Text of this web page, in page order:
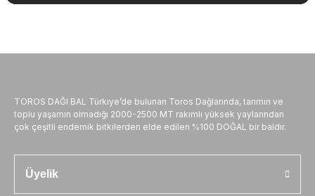
TOROS DAĞI BAL Türkiye’de bulunan Toros Dağlarında, tarımın ve
toplu yaşamın olmadığı 2000-2500 MT rakımlı yüksek yaylarından
çok çeşitli endemik bitkilerden elde edilen %100 DOĞAL bir baldır.
Üyelik